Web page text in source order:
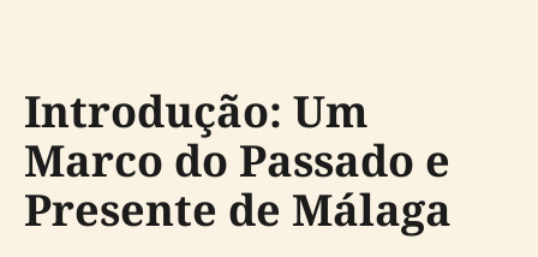
Introdução: Um
Marco do Passado e
Presente de Málaga